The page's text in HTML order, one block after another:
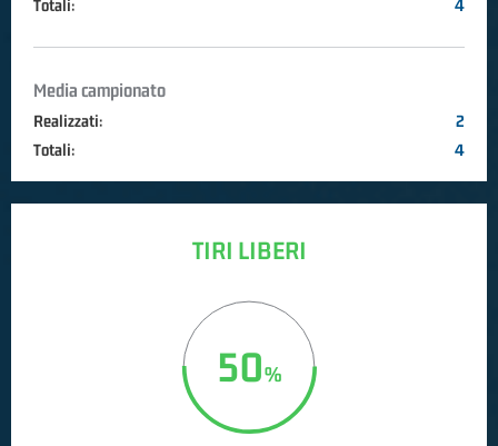
Totali: 4
Media campionato
Realizzati:
2
Totali:
4
TIRI LIBERI
50